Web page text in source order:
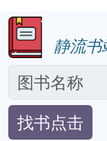
静流书
找书点击